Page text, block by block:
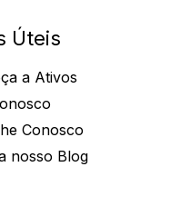
Úteis
a Ativos
Conosco
nosso Blog